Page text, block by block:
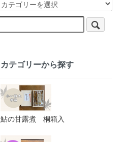
カテゴリーから探す
鮎の甘露煮 桐箱入